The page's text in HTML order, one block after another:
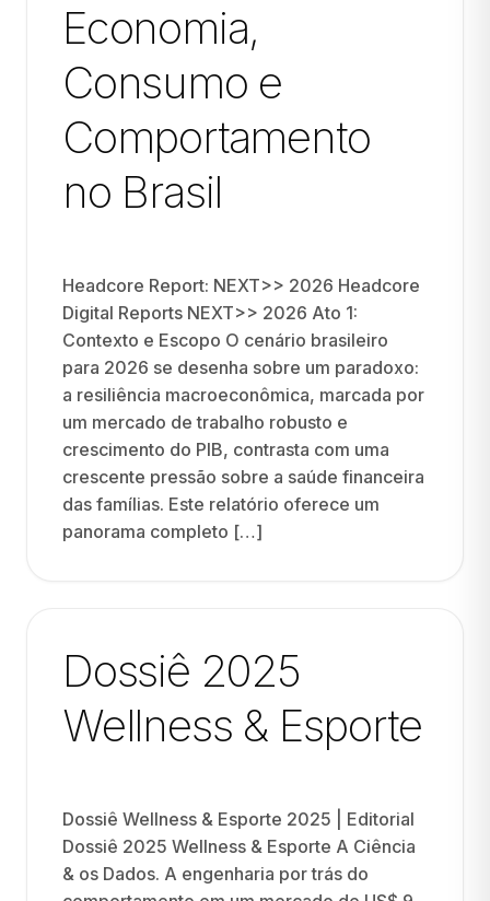
Economia,
Consumo e
Comportamento
no Brasil
Headcore Report: NEXT>> 2026 Headcore
Digital Reports NEXT>> 2026 Ato 1:
Contexto e Escopo O cenário brasileiro
para 2026 se desenha sobre um paradoxo:
a resiliência macroeconômica, marcada por
um mercado de trabalho robusto e
crescimento do PIB, contrasta com uma
crescente pressão sobre a saúde financeira
das famílias. Este relatório oferece um
panorama completo […]
Dossiê 2025
Wellness & Esporte
Dossiê Wellness & Esporte 2025 | Editorial
Dossiê 2025 Wellness & Esporte A Ciência
& os Dados. A engenharia por trás do